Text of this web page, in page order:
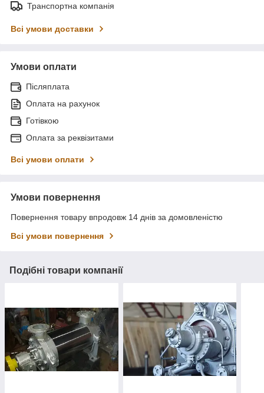
Транспортна компанія
Всі умови доставки
Умови оплати
Післяплата
Оплата на рахунок
Готівкою
Оплата за реквізитами
Всі умови оплати
Умови повернення
Повернення товару впродовж 14 днів за домовленістю
Всі умови повернення
Подібні товари компанії